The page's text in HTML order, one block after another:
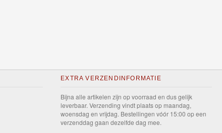
EXTRA VERZENDINFORMATIE
Bijna alle artikelen zijn op voorraad en dus gelijk
leverbaar. Verzending vindt plaats op maandag,
woensdag en vrijdag. Bestellingen vóór 15:00 op een
verzenddag gaan dezelfde dag mee.